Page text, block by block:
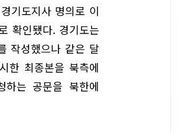
기도지사 명의로 이
확인됐다. 경기도는
작성했으나 같은 달
한 최종본을 북측에
는 공문을 북한에